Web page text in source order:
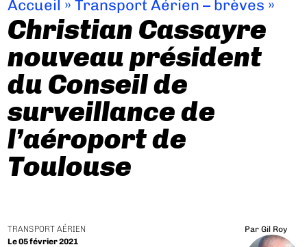
Accueil »Transport Aérien – brèves »
Christian Cassayre
nouveau président
du Conseil de
surveillance de
l’aéroport de
Toulouse
TRANSPORT AÉRIEN
Le 05 février 2021
Par Gil Roy